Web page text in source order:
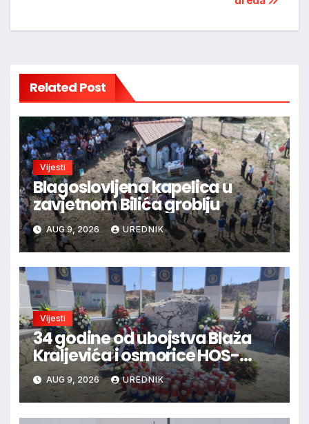
Related Post
Vijesti
Blagoslovljena kapelica u
zavjetnom Bilića groblju
AUG 9, 2026 UREDNIK
Vijesti
34 godine od ubojstva Blaža
Kraljevića i osmorice HOS-
ovaca: Danas najavljen novi
sudski postupak
AUG 9, 2026 UREDNIK